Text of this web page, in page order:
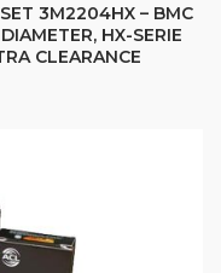
3M2204HX – BMC
HX-SERIE
CLEARANCE